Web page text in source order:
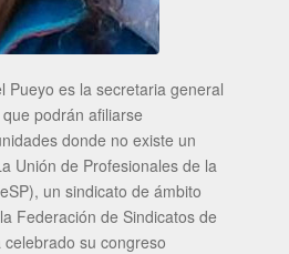
Pueyo es la secretaria general
podrán afiliarse
donde no existe un
Unión de Profesionales de la
un sindicato de ámbito
Federación de Sindicatos de
su congreso